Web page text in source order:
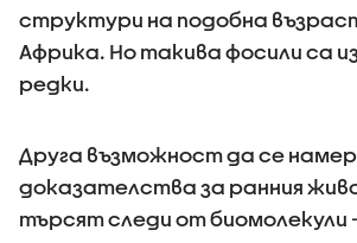
структури на подобна
Африка. Но такива фосили са
редки.
Друга възможност да се
доказателства за ранния
търсят следи от биомолекули